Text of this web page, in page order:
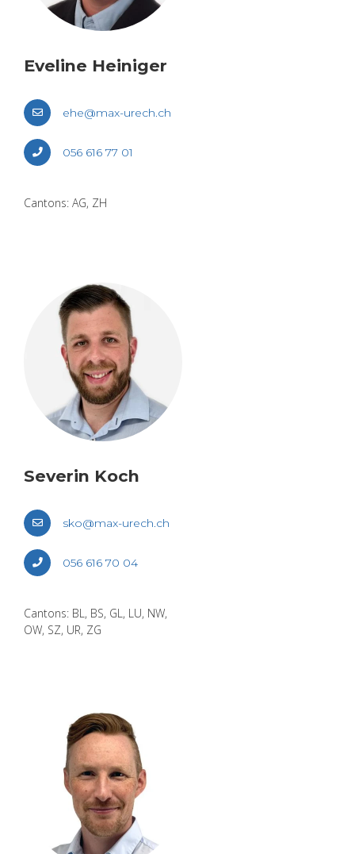
Eve­line Hei­ni­ger
ehe@​max-​urech.​ch
056 616 77 01
Can­tons: AG, ZH
Seve­rin Koch
sko@​max-​urech.​ch
056 616 70 04
Can­tons: BL, BS, GL, LU, NW,
OW, SZ, UR, ZG